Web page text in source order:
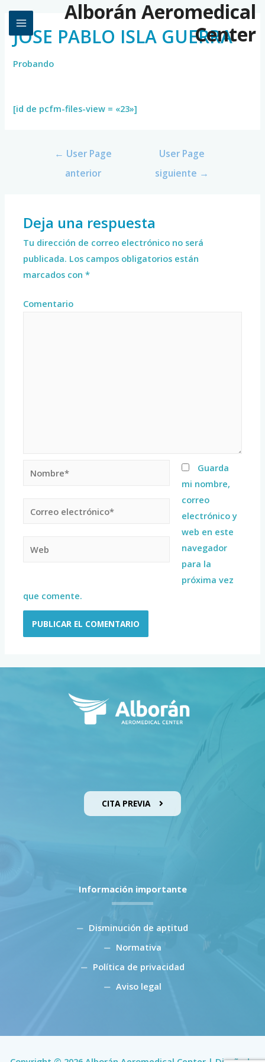
Alborán Aeromedical
Center
JOSE PABLO ISLA GUERRA
Probando
[id de pcfm-files-view = «23»]
← User Page
anterior
User Page
siguiente →
Deja una respuesta
Tu dirección de correo electrónico no será
publicada. Los campos obligatorios están
marcados con*
Comentario
Guarda
mi nombre,
correo
electrónico y
web en este
navegador
para la
próxima vez
que comente.
CITA PREVIA
Información importante
Disminución de aptitud
Normativa
Política de privacidad
Aviso legal